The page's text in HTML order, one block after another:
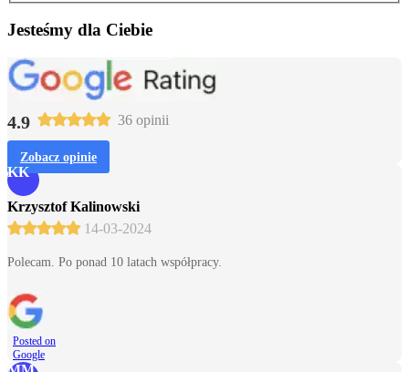
Jesteśmy dla Ciebie
4.9 36 opinii
Zobacz opinie
KK
Krzysztof Kalinowski
14-03-2024
Polecam. Po ponad 10 latach współpracy.
Posted on
Google